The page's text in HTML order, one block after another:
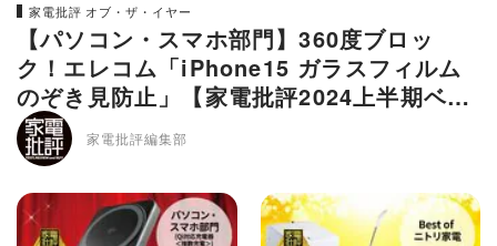
家電批評 オブ・ザ・イヤー
【パソコン・スマホ部門】360度ブロッ
ク！エレコム「iPhone15 ガラスフィルム
のぞき見防止」【家電批評2024上半期ベス
トバイ】家電批評編集部